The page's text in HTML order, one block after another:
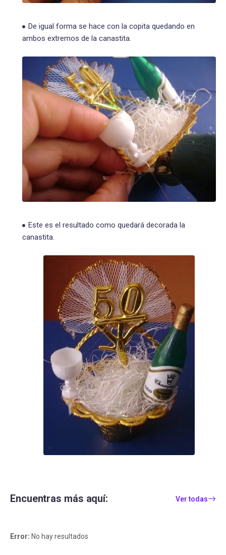
De igual forma se hace con la copita quedando en
ambos extremos de la canastita.
Este es el resultado como quedará decorada la
canastita.
Encuentras más aquí: Ver todas
Error: No hay resultados